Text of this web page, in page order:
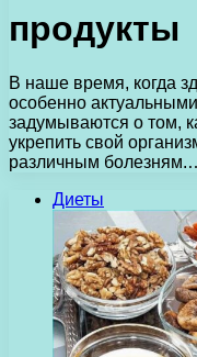
продукты
В наше время, когда
особенно
задумываются о том,
укрепить свой
различным
Диеты